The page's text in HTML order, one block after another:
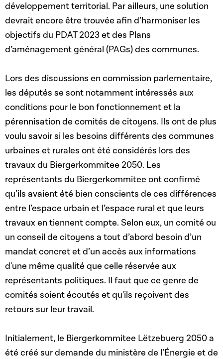
développement territorial. Par ailleurs, une solution
devrait encore être trouvée afin d’harmoniser les
objectifs du PDAT 2023 et des Plans
d’aménagement général (PAGs) des communes.
Lors des discussions en commission parlementaire,
les députés se sont notamment intéressés aux
conditions pour le bon fonctionnement et la
pérennisation de comités de citoyens. Ils ont de plus
voulu savoir si les besoins différents des communes
urbaines et rurales ont été considérés lors des
travaux du Biergerkommitee 2050. Les
représentants du Biergerkommitee ont confirmé
qu’ils avaient été bien conscients de ces différences
entre l’espace urbain et l’espace rural et que leurs
travaux en tiennent compte. Selon eux, un comité ou
un conseil de citoyens a tout d’abord besoin d’un
mandat concret et d’un accès aux informations
d'une même qualité que celle réservée aux
représentants politiques. Il faut que ce genre de
comités soient écoutés et qu'ils reçoivent des
retours sur leur travail.
Initialement, le Biergerkommitee Lëtzebuerg 2050 a
été créé sur demande du ministère de l’Énergie et de